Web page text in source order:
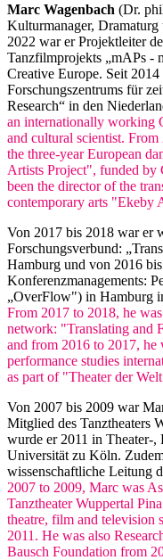
Marc Wagenbach (Dr.
Kulturmanager,
2022 war er Projektleiter
Tanzfilmprojekts „mAPs -
Creative Europe. Seit
Forschungszentrums für
Research“ in den
an internationally working
and cultural scientist.
the three-year European
Artists Project", funded by
been the director of the
contemporary arts "Ekeby
Von 2017 bis 2018 war er
Forschungsverbund:
Hamburg und von 2016
Konferenzmanagements:
„OverFlow") in Hamburg
From 2017 to 2018, he
network: "Translating and
and from 2016 to 2017, he
performance studies
as part of "Theater der
Von 2007 bis 2009 war
Mitglied des Tanztheaters
wurde er 2011 in Theater-,
Universität zu Köln.
wissenschaftliche Leitung
2007 to 2009, Marc was
Tanztheater Wuppertal
theatre, film and television
2011. He was also
Bausch Foundation from